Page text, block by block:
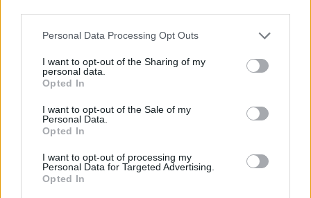
Please note that this website/app uses one or more Google
not limited to your visit or usage behaviour. You may click to
grant or deny consent to Google and its third-party tags to
use your data for below specified purposes in below Google
consent section.
Personal Data Processing Opt Outs
I want to opt-out of the Sharing of my
personal data.
Opted In
I want to opt-out of the Sale of my
Personal Data.
Opted In
I want to opt-out of processing my
Personal Data for Targeted Advertising.
Opted In